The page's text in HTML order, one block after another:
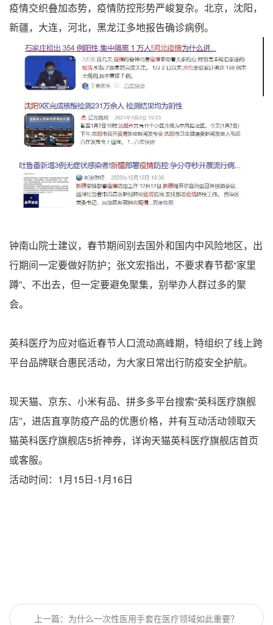
疫情交织叠加态势，疫情防控形势严峻复杂。北京，沈阳，
新疆，大连，河北，黑龙江多地报告确诊病例。
钟南山院士建议，春节期间别去国外和国内中风险地区，出
行期间一定要做好防护；张文宏指出，不要求春节都“家里
蹲”、不出去，但一定要避免聚集，别举办人群过多的聚
会。
英科医疗为应对临近春节人口流动高峰期，特组织了线上跨
平台品牌联合惠民活动，为大家日常出行防疫安全护航。
现天猫、京东、小米有品、拼多多平台搜索“英科医疗旗舰
店”，进店直享防疫产品的优惠价格，并有互动活动领取天
猫英科医疗旗舰店5折神券，详询天猫英科医疗旗舰店首页
或客服。
活动时间：1月15日-1月16日
上一篇：为什么一次性医用手套在医疗领域如此重要？